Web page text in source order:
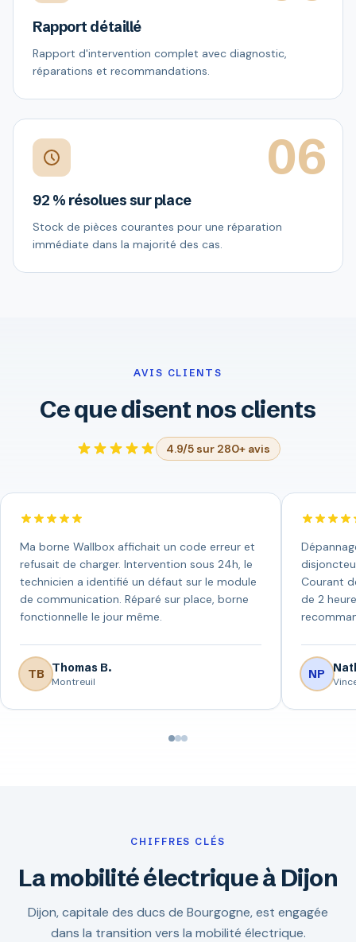
Rapport détaillé
Rapport d'intervention complet avec diagnostic,
réparations et recommandations.
06
92 % résolues sur place
Stock de pièces courantes pour une réparation
immédiate dans la majorité des cas.
AVIS CLIENTS
Ce que disent nos clients
4.9/5 sur 280+ avis
Ma borne Wallbox affichait un code erreur et
refusait de charger. Intervention sous 24h, le
technicien a identifié un défaut sur le module
de communication. Réparé sur place, borne
fonctionnelle le jour même.
TB Thomas B.
Montreuil
Courant
de 2
NP
CHIFFRES CLÉS
La mobilité électrique à Dijon
Dijon, capitale des ducs de Bourgogne, est engagée
dans la transition vers la mobilité électrique.